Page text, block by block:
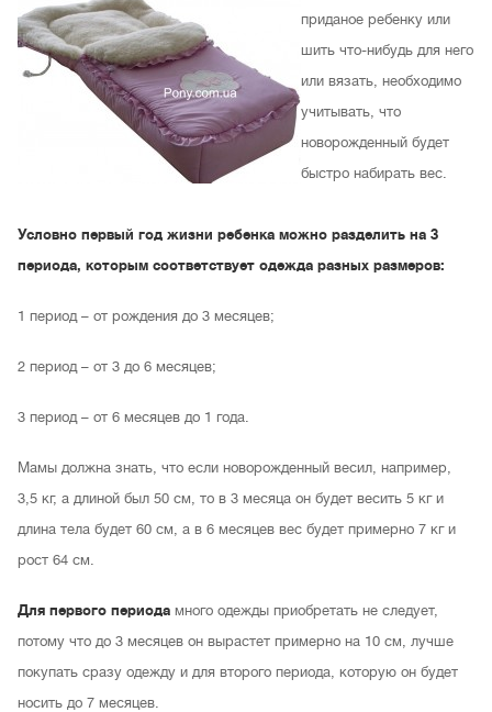
приданое ребенку или
шить что-нибудь для него
или вязать, необходимо
учитывать, что
новорожденный будет
быстро набирать вес.
Условно первый год жизни ребенка можно разделить на 3
периода, которым соответствует одежда разных размеров:
1 период – от рождения до 3 месяцев;
2 период – от 3 до 6 месяцев;
3 период – от 6 месяцев до 1 года.
Мамы должна знать, что если новорожденный весил, например,
3,5 кг, а длиной был 50 см, то в 3 месяца он будет весить 5 кг и
длина тела будет 60 см, а в 6 месяцев вес будет примерно 7 кг и
рост 64 см.
Для первого периода много одежды приобретать не следует,
потому что до 3 месяцев он вырастет примерно на 10 см, лучше
покупать сразу одежду и для второго периода, которую он будет
носить до 7 месяцев.